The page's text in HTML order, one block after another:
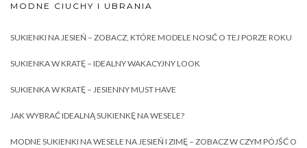
MODNE CIUCHY I UBRANIA
SUKIENKI NA JESIEŃ – ZOBACZ, KTÓRE MODELE NOSIĆ O TEJ PORZE ROKU
SUKIENKA W KRATĘ – IDEALNY WAKACYJNY LOOK
SUKIENKA W KRATĘ – JESIENNY MUST HAVE
JAK WYBRAĆ IDEALNĄ SUKIENKĘ NA WESELE?
MODNE SUKIENKI NA WESELE NA JESIEŃ I ZIMĘ – ZOBACZ W CZYM PÓJŚĆ O